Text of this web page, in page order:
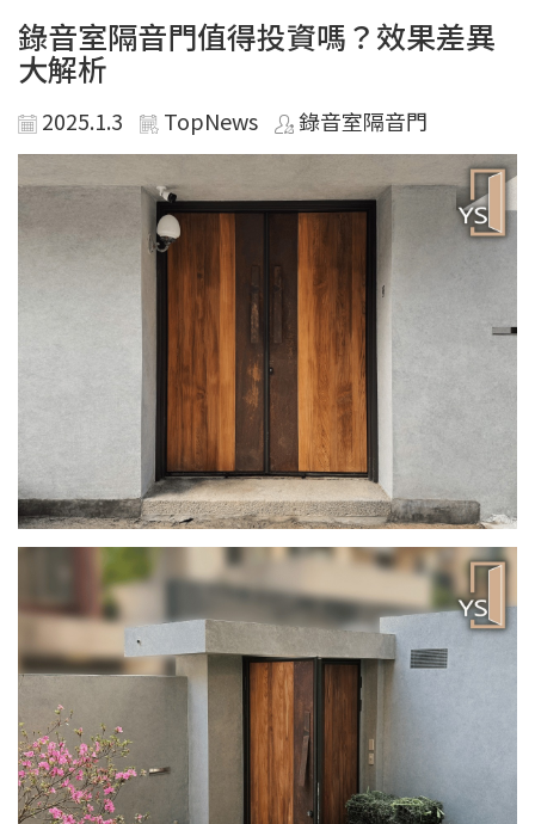
錄音室隔音門值得投資嗎？效果差異
大解析
2025.1.3 TopNews 錄音室隔音門